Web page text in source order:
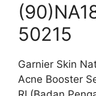
50215
Garnier Skin
Acne Booster